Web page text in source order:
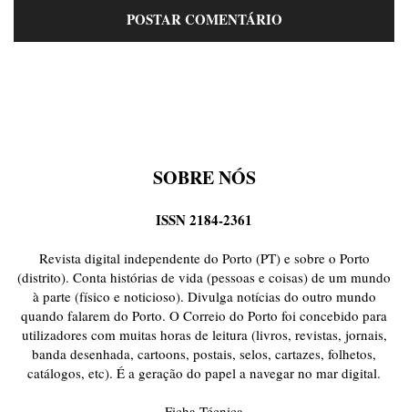
SOBRE NÓS
ISSN 2184-2361
Revista digital independente do Porto (PT) e sobre o Porto
(distrito). Conta histórias de vida (pessoas e coisas) de um mundo
à parte (físico e noticioso). Divulga notícias do outro mundo
quando falarem do Porto. O Correio do Porto foi concebido para
utilizadores com muitas horas de leitura (livros, revistas, jornais,
banda desenhada, cartoons, postais, selos, cartazes, folhetos,
catálogos, etc). É a geração do papel a navegar no mar digital.